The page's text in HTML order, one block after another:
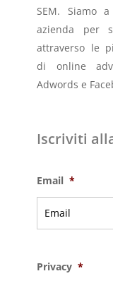
SEM. Siamo
azienda per
attraverso le
di online
Adwords e
Iscriviti
Email *
Privacy *